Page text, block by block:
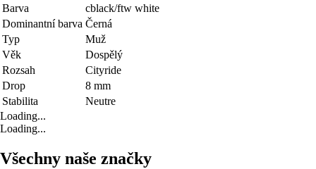
Barva
cblack/ftw white
Dominantní barva Černá
Typ
Muž
Věk
Dospělý
Rozsah
Cityride
Drop
8 mm
Stabilita
Neutre
Loading...
Loading...
Všechny naše značky